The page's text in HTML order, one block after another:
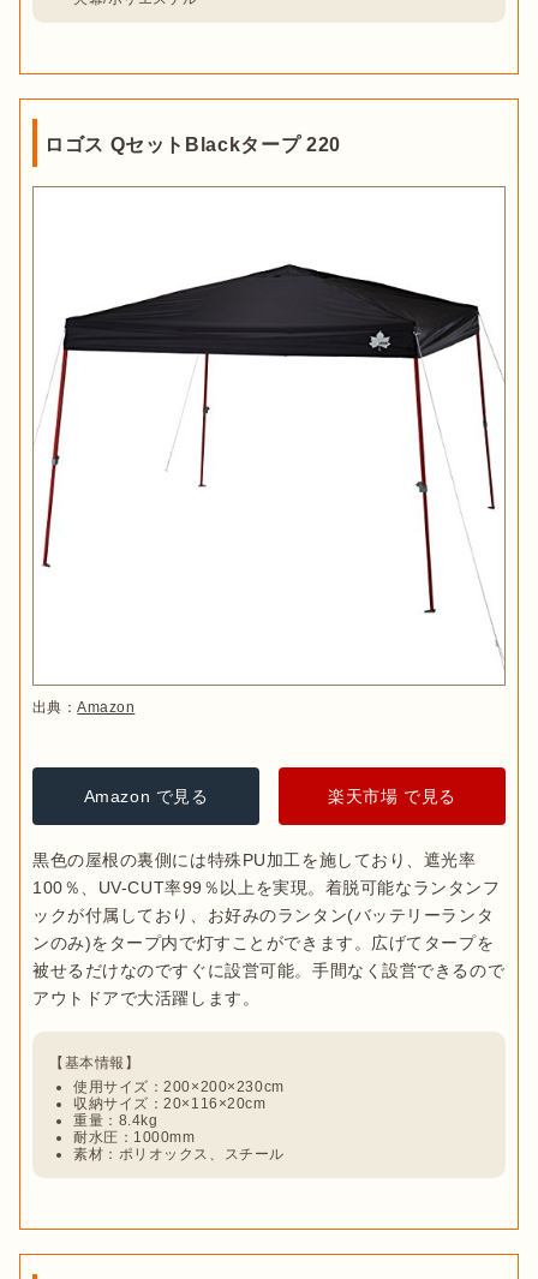
ロゴス QセットBlackタープ 220
出典：Amazon
Amazon で見る 楽天市場 で見る
黒色の屋根の裏側には特殊PU加工を施しており、遮光率
100％、UV-CUT率99％以上を実現。着脱可能なランタンフ
ックが付属しており、お好みのランタン(バッテリーランタ
ンのみ)をタープ内で灯すことができます。広げてタープを
被せるだけなのですぐに設営可能。手間なく設営できるので
使用サイズ：200×200×230cm
収納サイズ：20×116×20cm
重量：8.4kg
耐水圧：1000mm
素材：ポリオックス、スチール